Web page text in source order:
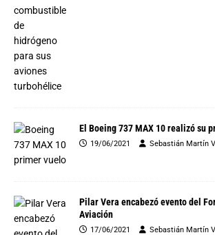
El Boeing 737 MAX 10 realizó su
19/06/2021 Sebastián Martín
Pilar Vera encabezó evento del
Aviación
17/06/2021 Sebastián Martín